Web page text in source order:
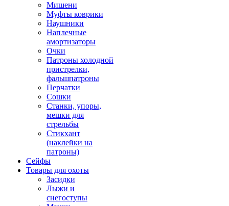
Мишени
Муфты коврики
Наушники
Наплечные
амортизаторы
Очки
Патроны холодной
пристрелки,
фальшпатроны
Перчатки
Сошки
Станки, упоры,
мешки для
стрельбы
Стикхант
(наклейки на
патроны)
Сейфы
Товары для охоты
Засидки
Лыжи и
снегоступы